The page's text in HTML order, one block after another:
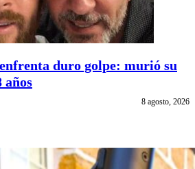
duro golpe: murió su
años
8 agosto, 2026